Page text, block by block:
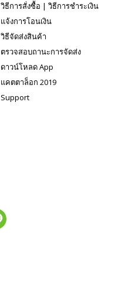
วิธีการสั่งซื้อ | วิธีการชำระเงิน
แจ้งการโอนเงิน
วิธีจัดส่งสินค้า
ตรวจสอบถานะการจัดส่ง
ดาวน์โหลด App
แคตตาล็อก 2019
Support